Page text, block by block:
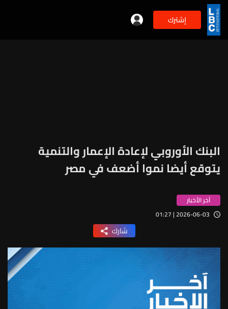
إشترك
البنك الأوروبي لإعادة الإعمار والتنمية
يتوقع أيضا نموا أضعف في مصر
آخر الأخبار
2026-06-03 | 01:27
شارك